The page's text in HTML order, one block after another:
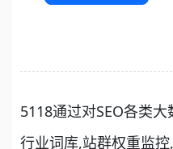
5118通过对SEO各类
行业词库,站群权重监